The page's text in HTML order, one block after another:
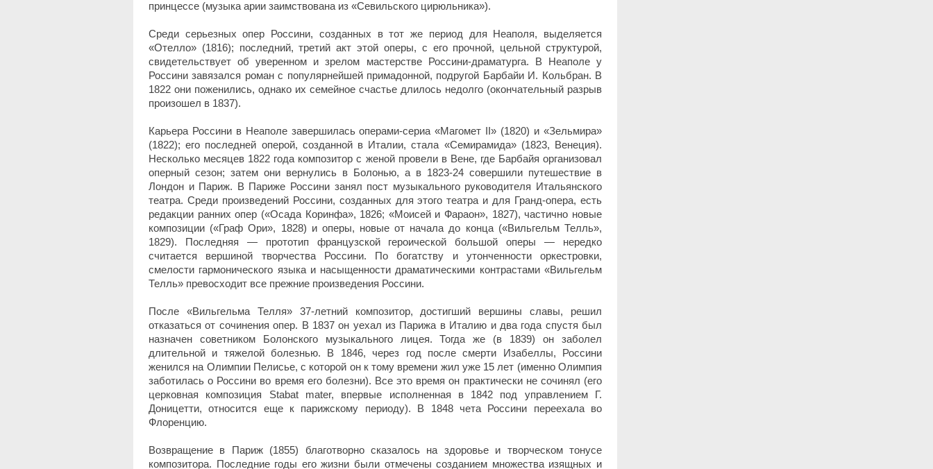
принцессе (музыка арии заимствована из «Севильского цирюльника»).
Среди серьезных опер Россини, созданных в тот же период для Неаполя, выделяется
«Отелло» (1816); последний, третий акт этой оперы, с его прочной, цельной структурой,
свидетельствует об уверенном и зрелом мастерстве Россини-драматурга. В Неаполе у
Россини завязался роман с популярнейшей примадонной, подругой Барбайи И. Кольбран. В
1822 они поженились, однако их семейное счастье длилось недолго (окончательный разрыв
произошел в 1837).
Карьера Россини в Неаполе завершилась операми-сериа «Магомет II» (1820) и «Зельмира»
(1822); его последней оперой, созданной в Италии, стала «Семирамида» (1823, Венеция).
Несколько месяцев 1822 года композитор с женой провели в Вене, где Барбайя организовал
оперный сезон; затем они вернулись в Болонью, а в 1823-24 совершили путешествие в
Лондон и Париж. В Париже Россини занял пост музыкального руководителя Итальянского
театра. Среди произведений Россини, созданных для этого театра и для Гранд-опера, есть
редакции ранних опер («Осада Коринфа», 1826; «Моисей и Фараон», 1827), частично новые
композиции («Граф Ори», 1828) и оперы, новые от начала до конца («Вильгельм Телль»,
1829). Последняя — прототип французской героической большой оперы — нередко
считается вершиной творчества Россини. По богатству и утонченности оркестровки,
смелости гармонического языка и насыщенности драматическими контрастами «Вильгельм
Телль» превосходит все прежние произведения Россини.
После «Вильгельма Телля» 37-летний композитор, достигший вершины славы, решил
отказаться от сочинения опер. В 1837 он уехал из Парижа в Италию и два года спустя был
назначен советником Болонского музыкального лицея. Тогда же (в 1839) он заболел
длительной и тяжелой болезнью. В 1846, через год после смерти Изабеллы, Россини
женился на Олимпии Пелисье, с которой он к тому времени жил уже 15 лет (именно Олимпия
заботилась о Россини во время его болезни). Все это время он практически не сочинял (его
церковная композиция Stabat mater, впервые исполненная в 1842 под управлением Г.
Доницетти, относится еще к парижскому периоду). В 1848 чета Россини переехала во
Флоренцию.
Возвращение в Париж (1855) благотворно сказалось на здоровье и творческом тонусе
композитора. Последние годы его жизни были отмечены созданием множества изящных и